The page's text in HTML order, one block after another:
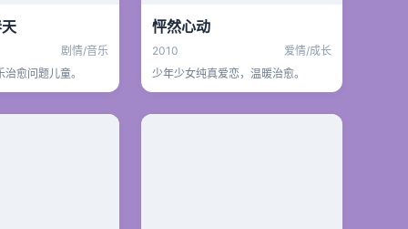
剧情/音乐
愈问题儿童。
怦然心动
2010
爱情/成长
少年少女纯真爱恋，温暖治愈。